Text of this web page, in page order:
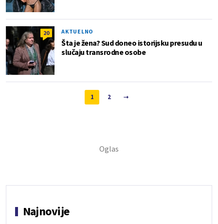
20 AKTUELNO
Šta je žena? Sud doneo istorijsku presudu u
slučaju transrodne osobe
1 2
Najnovije